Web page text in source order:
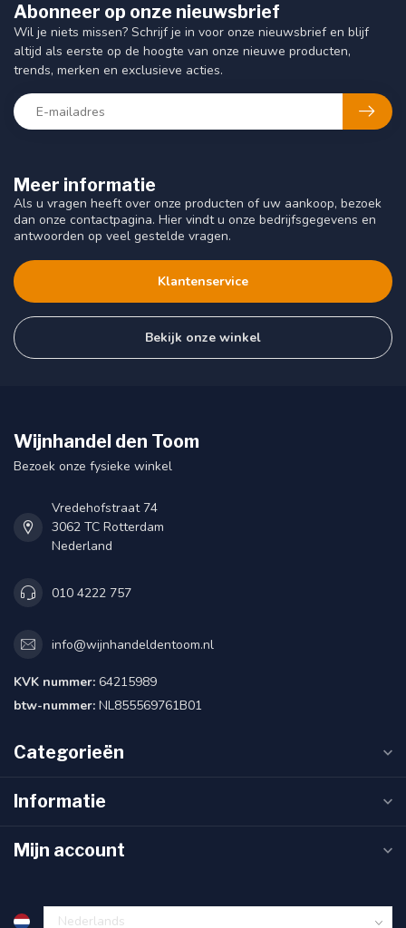
Meer informatie
Als u vragen heeft over onze producten of uw aankoop, bezoek
dan onze contactpagina. Hier vindt u onze bedrijfsgegevens en
antwoorden op veel gestelde vragen.
Klantenservice
Bekijk onze winkel
Abonneer op onze nieuwsbrief
Wil je niets missen? Schrijf je in voor onze nieuwsbrief en blijf
altijd als eerste op de hoogte van onze nieuwe producten,
trends, merken en exclusieve acties.
Wijnhandel den Toom
Bezoek onze fysieke winkel
Vredehofstraat 74
3062 TC Rotterdam
Nederland
010 4222 757
info@wijnhandeldentoom.nl
KVK nummer: 64215989
btw-nummer: NL855569761B01
Categorieën
Informatie
Mijn account